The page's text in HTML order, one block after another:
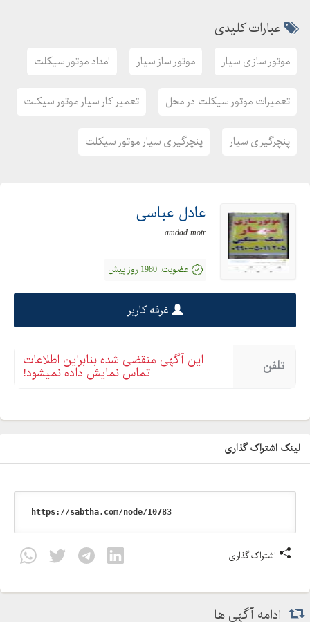
عبارات کلیدی
موتور سازی سیار موتور ساز سیار امداد موتور سیکلت
تعمیرات موتور سیکلت در محل تعمیر کار سیار موتور سیکلت
پنچرگیری سیار پنچرگیری سیار موتور سیکلت
عادل عباسی
amdad motr
عضویت: 1980 روز پیش
غرفه کاربر
تلفن این آگهی منقضی شده بنابراین اطلاعات
تماس نمایش داده نمیشود!
لینک اشتراک گذاری
اشتراک گذاری
ادامه آگهی ها